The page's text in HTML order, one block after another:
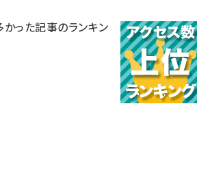
った記事のランキン